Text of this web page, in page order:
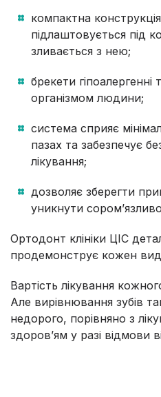
компактна
підлаштовується під
зливається з нею;
брекети гіпоалергенні
організмом людини;
система сприяє
пазах та забезпечує
лікування;
дозволяє зберегти
уникнути
Ортодонт клініки ЦІС
продемонструє кожен вид
Вартість лікування
Але вирівнювання зубів
недорого, порівняно з
здоров’ям у разі відмови